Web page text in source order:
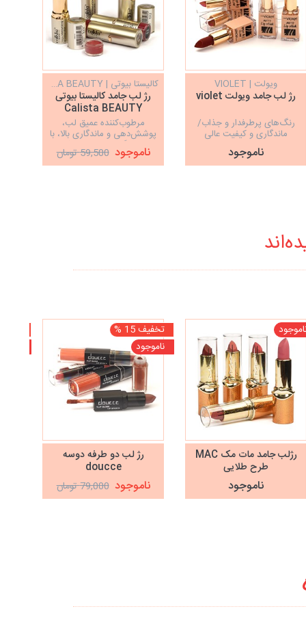
ویولت | VIOLET
رژ لب جامد ویولت violet
رنگ‌های پرطرفدار و جذاب/
ماندگاری و کیفیت عالی
ناموجود
کالیستا بیوتی | CALISTA BEAUTY
رژ لب جامد کالیستا بیوتی
Calista BEAUTY
مرطوب‌کننده عمیق لب،
پوشش‌دهی و ماندگاری بالا، با
درخشندگی طبیعی و نرم‌کننده
لب ناموجود 59,500 تومان
رژلب جامد مات مک MAC
طرح طلایی
ناموجود
تخفیف 15 %
ناموجود
رژ لب دو طرفه دوسه
doucce
ناموجود 79,000 تومان